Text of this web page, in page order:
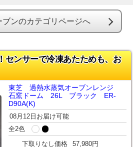
ンのカテゴリページへ
センサーで冷凍あたためも、お
東芝 過熱水蒸気オーブンレンジ
石窯ドーム 26L ブラック ER-
D90A(K)
08月12日お届け可能
全2色
下取りなし価格 57,980円